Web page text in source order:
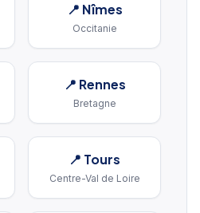
📍 Nîmes
Occitanie
📍 Rennes
Bretagne
📍 Tours
Centre-Val de Loire